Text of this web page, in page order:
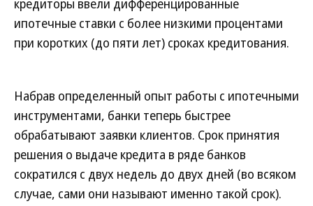
кредиторы ввели дифференцированные
ипотечные ставки с более низкими процентами
при коротких (до пяти лет) сроках кредитования.
Набрав определенный опыт работы с ипотечными
инструментами, банки теперь быстрее
обрабатывают заявки клиентов. Срок принятия
решения о выдаче кредита в ряде банков
сократился с двух недель до двух дней (во всяком
случае, сами они называют именно такой срок).